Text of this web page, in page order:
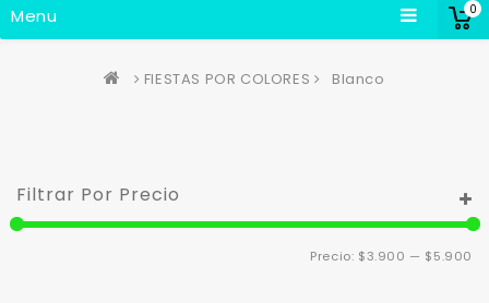
0
Menu
FIESTAS POR COLORES Blanco
Filtrar Por Precio
Precio: $3.900 — $5.900